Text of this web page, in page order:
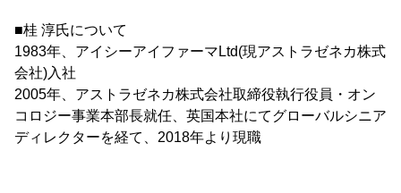
■桂 淳氏について
1983年、アイシーアイファーマLtd(現アストラゼネカ株式
会社)入社
2005年、アストラゼネカ株式会社取締役執行役員・オン
コロジー事業本部長就任、英国本社にてグローバルシニア
ディレクターを経て、2018年より現職